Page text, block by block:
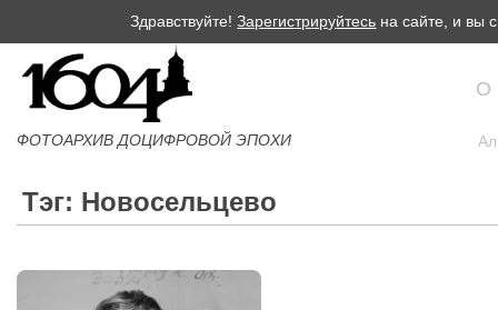
Здравствуйте!Зарегистрируйтесь на сайте, и вы
ФОТОАРХИВ ДОЦИФРОВОЙ ЭПОХИ
О
Тэг: Новосельцево